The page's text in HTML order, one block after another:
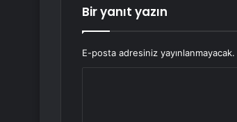
Bir yanıt yazın
E-posta adresiniz yayınlanmayacak.